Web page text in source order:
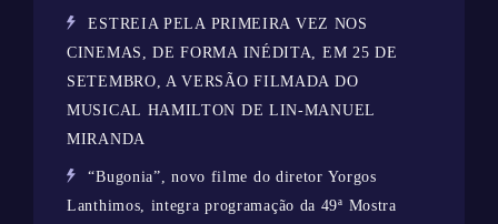
ESTREIA PELA PRIMEIRA VEZ NOS
CINEMAS, DE FORMA INÉDITA, EM 25 DE
SETEMBRO, A VERSÃO FILMADA DO
MUSICAL HAMILTON DE LIN-MANUEL
MIRANDA
“Bugonia”, novo filme do diretor Yorgos
Lanthimos, integra programação da 49ª Mostra